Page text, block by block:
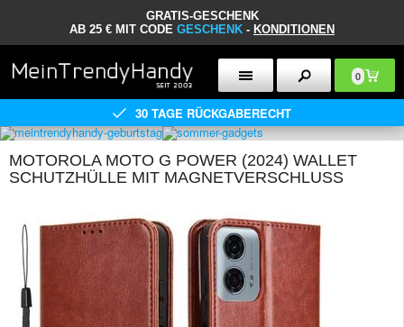
GRATIS-GESCHENK
AB 25 € MIT CODE GESCHENK - KONDITIONEN
0
30 TAGE RÜCKGABERECHT
MOTOROLA MOTO G POWER (2024) WALLET
SCHUTZHÜLLE MIT MAGNETVERSCHLUSS